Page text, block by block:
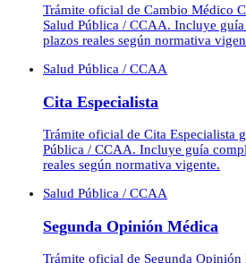
Trámite oficial de Cambio Médico
Salud Pública / CCAA. Incluye
plazos reales según normativa
Salud Pública / CCAA
Cita Especialista
Trámite oficial de Cita Especialista
Pública / CCAA. Incluye guía
reales según normativa vigente.
Salud Pública / CCAA
Segunda Opinión Médica
Trámite oficial de Segunda